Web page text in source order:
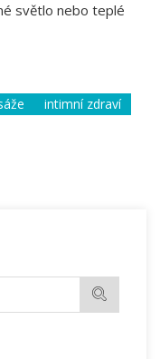
světlo nebo teplé
intimní zdraví